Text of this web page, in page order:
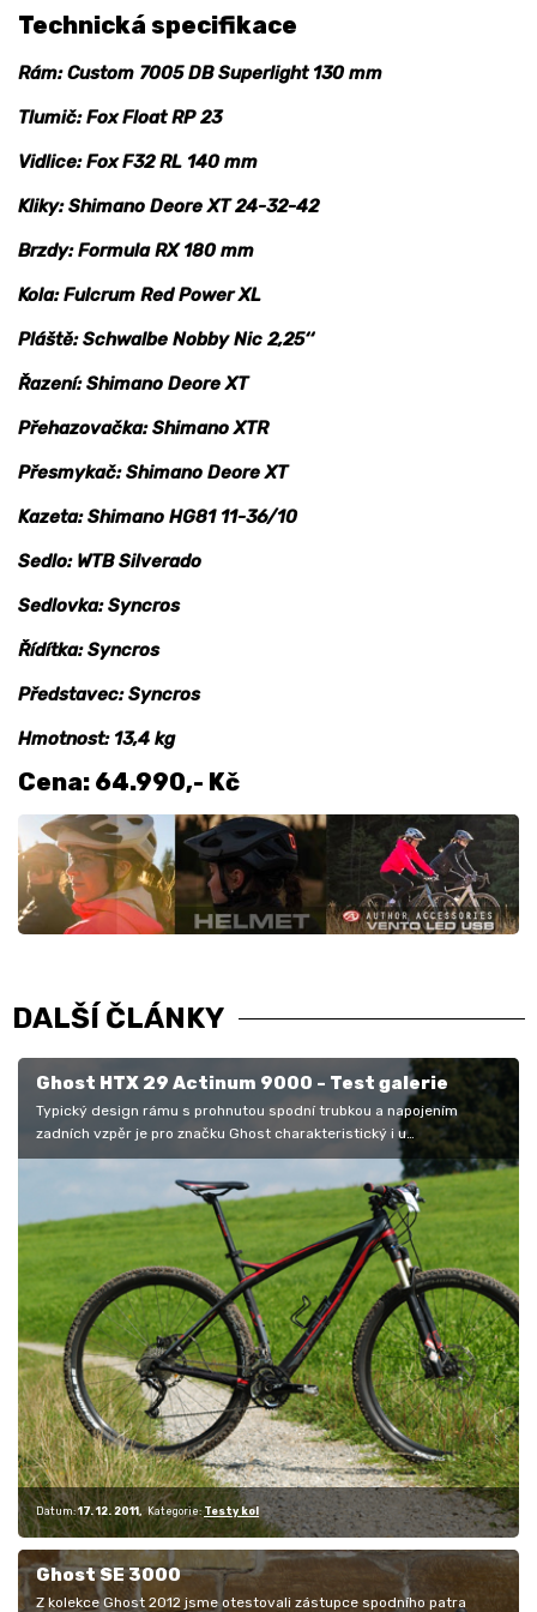
Technická specifikace
Rám: Custom 7005 DB Superlight 130 mm
Tlumič: Fox Float RP 23
Vidlice: Fox F32 RL 140 mm
Kliky: Shimano Deore XT 24-32-42
Brzdy: Formula RX 180 mm
Kola: Fulcrum Red Power XL
Pláště: Schwalbe Nobby Nic 2,25‘‘
Řazení: Shimano Deore XT
Přehazovačka: Shimano XTR
Přesmykač: Shimano Deore XT
Kazeta: Shimano HG81 11-36/10
Sedlo: WTB Silverado
Sedlovka: Syncros
Řídítka: Syncros
Představec: Syncros
Hmotnost: 13,4 kg
Cena: 64.990,- Kč
DALŠÍ ČLÁNKY
Ghost HTX 29 Actinum 9000 - Test galerie
Typický design rámu s prohnutou spodní trubkou a napojením
zadních vzpěr je pro značku Ghost charakteristický i u
devětadvacetipalcových…
Datum: 17. 12. 2011 Kategorie: Testy kol
Ghost SE 3000
Z kolekce Ghost 2012 jsme otestovali zástupce spodního patra